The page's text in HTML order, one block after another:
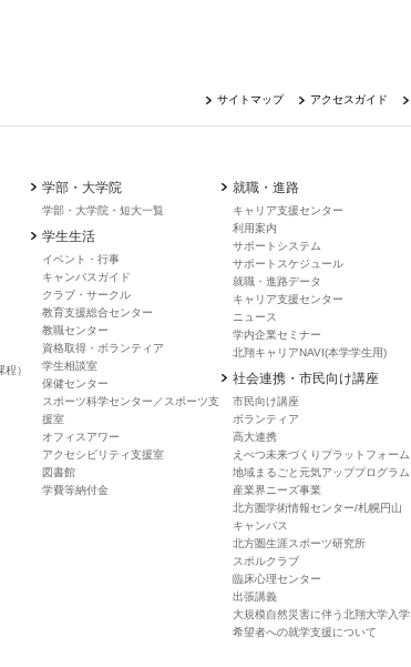
サイトマップ アクセスガイド
）
学部・大学院
学部・大学院・短大一覧
学生生活
イベント・行事
キャンバスガイド
クラブ・サークル
教育支援総合センター
教職センター
資格取得・ボランティア
学生相談室
保健センター
スポーツ科学センター／スポーツ支
援室
オフィスアワー
アクセシビリティ支援室
図書館
学費等納付金
就職・進路
キャリア支援センター
利用案内
サポートシステム
サポートスケジュール
就職・進路データ
キャリア支援センター
ニュース
学内企業セミナー
北翔キャリアNAVI(本学学生用)
社会連携・市民向け講座
市民向け講座
ボランティア
高大連携
えべつ未来づくりプラットフォーム
地域まるごと元気アッププログラム
産業界ニーズ事業
北方圏学術情報センター/札幌円山
キャンパス
北方圏生涯スポーツ研究所
スポルクラブ
臨床心理センター
出張講義
大規模自然災害に伴う北翔大学入学
希望者への就学支援について